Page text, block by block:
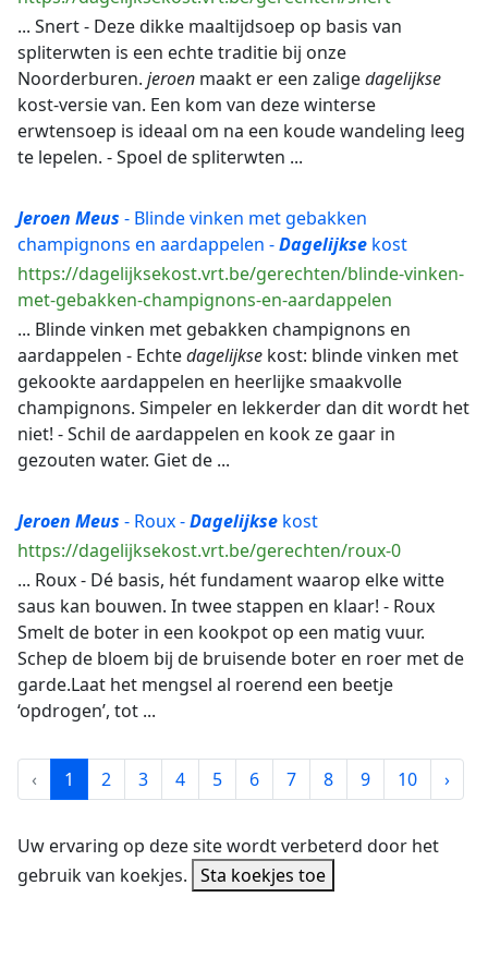
... Snert - Deze dikke maaltijdsoep op basis van
spliterwten is een echte traditie bij onze
Noorderburen. jeroen maakt er een zaligedagelijkse
kost-versie van. Een kom van deze winterse
erwtensoep is ideaal om na een koude wandeling leeg
te lepelen. - Spoel de spliterwten ...
Jeroen Meus - Blinde vinken met gebakken
champignons en aardappelen -Dagelijkse kost
https://dagelijksekost.vrt.be/gerechten/blinde-vinken-
met-gebakken-champignons-en-aardappelen
... Blinde vinken met gebakken champignons en
aardappelen - Echtedagelijkse kost: blinde vinken met
gekookte aardappelen en heerlijke smaakvolle
champignons. Simpeler en lekkerder dan dit wordt het
niet! - Schil de aardappelen en kook ze gaar in
gezouten water. Giet de ...
Jeroen Meus - Roux -Dagelijkse kost
https://dagelijksekost.vrt.be/gerechten/roux-0
... Roux - Dé basis, hét fundament waarop elke witte
saus kan bouwen. In twee stappen en klaar! - Roux
Smelt de boter in een kookpot op een matig vuur.
Schep de bloem bij de bruisende boter en roer met de
garde.Laat het mengsel al roerend een beetje
‘opdrogen’, tot ...
‹ 1 2 3 4 5 6 7 8 9 10 ›
Uw ervaring op deze site wordt verbeterd door het
gebruik van koekjes. Sta koekjes toe